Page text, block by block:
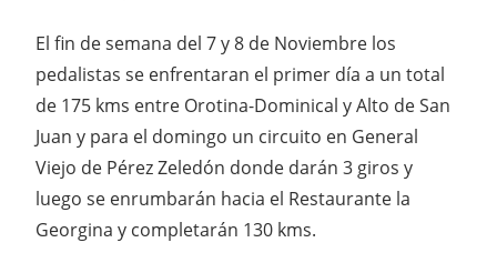
El fin de semana del 7 y 8 de Noviembre los
pedalistas se enfrentaran el primer día a un total
de 175 kms entre Orotina-Dominical y Alto de San
Juan y para el domingo un circuito en General
Viejo de Pérez Zeledón donde darán 3 giros y
luego se enrumbarán hacia el Restaurante la
Georgina y completarán 130 kms.